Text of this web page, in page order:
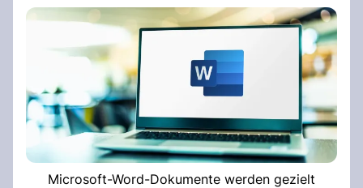
Microsoft-Word-Dokumente werden gezielt